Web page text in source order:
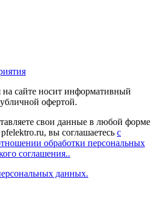
сайте носит информативный
офертой.
свои данные в любой форме
вы соглашаетесь с
обработки персональных
соглашения..
данных.